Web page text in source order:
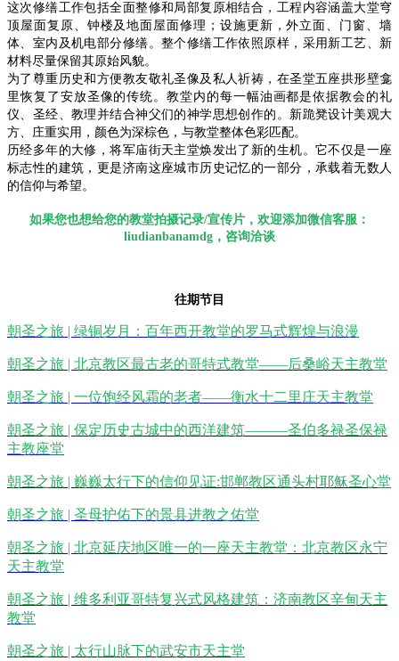
这次修缮工作包括全面整修和局部复原相结合，工程内容涵盖大堂穹
顶屋面复原、钟楼及地面屋面修理；设施更新，外立面、门窗、墙
体、室内及机电部分修缮。整个修缮工作依照原样，采用新工艺、新
材料尽量保留其原始风貌。
为了尊重历史和方便教友敬礼圣像及私人祈祷，在圣堂五座拱形壁龛
里恢复了安放圣像的传统。教堂内的每一幅油画都是依据教会的礼
仪、圣经、教理并结合神父们的神学思想创作的。新跪凳设计美观大
方、庄重实用，颜色为深棕色，与教堂整体色彩匹配。
历经多年的大修，将军庙街天主堂焕发出了新的生机。它不仅是一座
标志性的建筑，更是济南这座城市历史记忆的一部分，承载着无数人
的信仰与希望。
如果您也想给您的教堂拍摄记录/宣传片，欢迎添加微信客服：
liudianbanamdg，咨询洽谈
往期节目
朝圣之旅 | 绿铜岁月：百年西开教堂的罗马式辉煌与浪漫
朝圣之旅 | 北京教区最古老的哥特式教堂——后桑峪天主教堂
朝圣之旅 | 一位饱经风霜的老者——衡水十二里庄天主教堂
朝圣之旅 | 保定历史古城中的西洋建筑———圣伯多禄圣保禄
主教座堂
朝圣之旅 | 巍巍太行下的信仰见证:邯郸教区通头村耶稣圣心堂
朝圣之旅 | 圣母护佑下的景县进教之佑堂
朝圣之旅 | 北京延庆地区唯一的一座天主教堂：北京教区永宁
天主教堂
朝圣之旅 | 维多利亚哥特复兴式风格建筑：济南教区辛甸天主
教堂
朝圣之旅 | 太行山脉下的武安市天主堂